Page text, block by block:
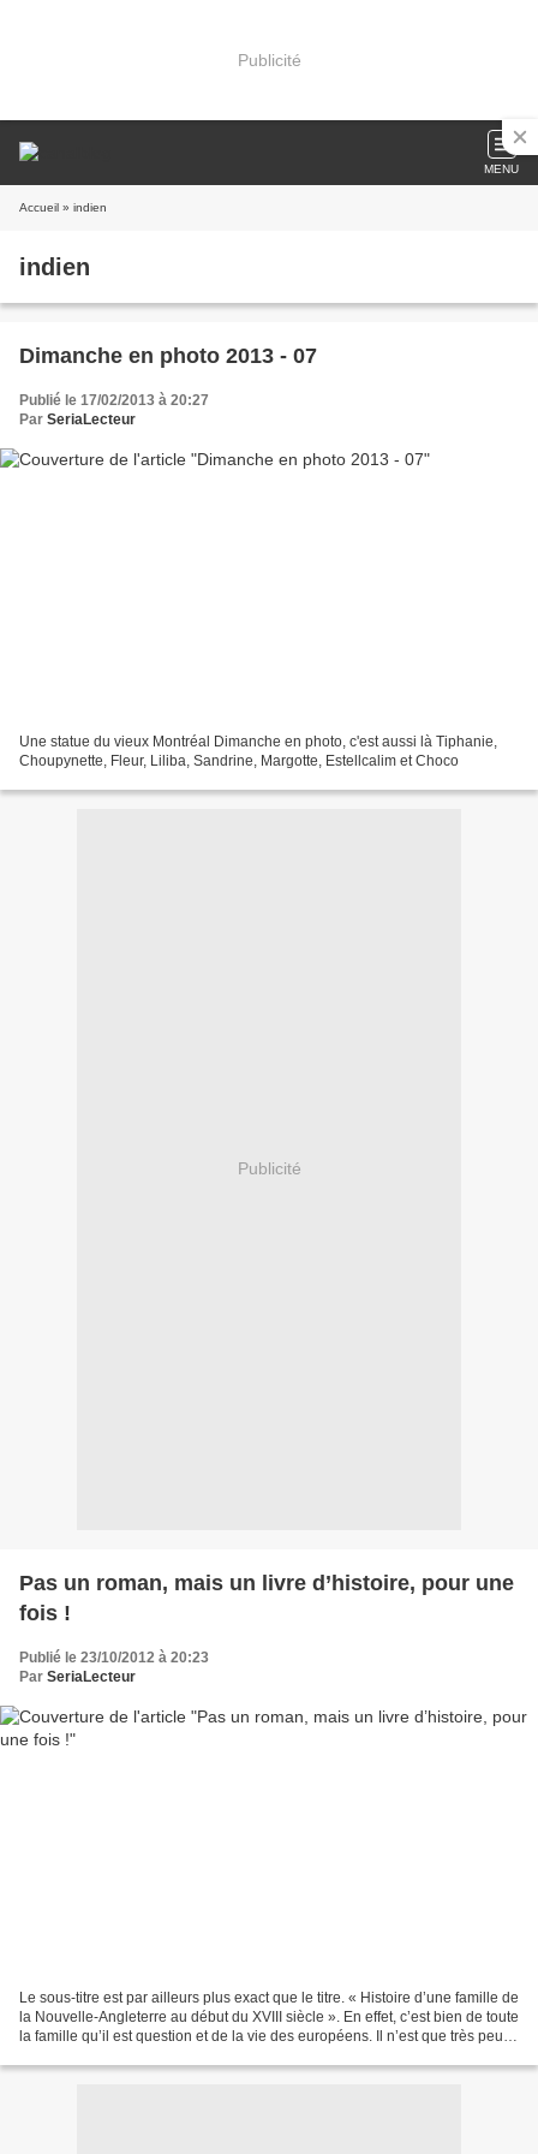
Publicité
MENU
Accueil » indien
indien
Dimanche en photo 2013 - 07
Publié le 17/02/2013 à 20:27
Par SeriaLecteur
Une statue du vieux Montréal Dimanche en photo, c'est aussi là Tiphanie,
Choupynette, Fleur, Liliba, Sandrine, Margotte, Estellcalim et Choco
Publicité
Pas un roman, mais un livre d’histoire, pour une
fois !
Publié le 23/10/2012 à 20:23
Par SeriaLecteur
Le sous-titre est par ailleurs plus exact que le titre. « Histoire d’une famille de
la Nouvelle-Angleterre au début du XVIII siècle ». En effet, c’est bien de toute
la famille qu’il est question et de la vie des européens. Il n’est que très peu